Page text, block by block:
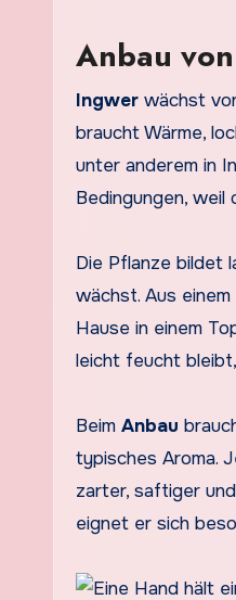
Anbau
Ingwer wächst
braucht Wärme,
unter anderem in
Bedingungen, weil
Die Pflanze bildet
wächst. Aus
Hause in einem
leicht feucht
Beim Anbau
typisches Aroma.
zarter, saftiger
eignet er sich